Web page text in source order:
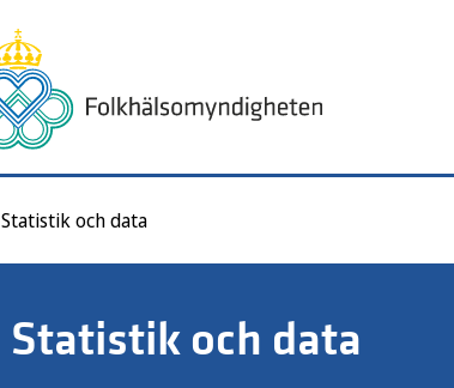
Statistik och data
Statistik och data